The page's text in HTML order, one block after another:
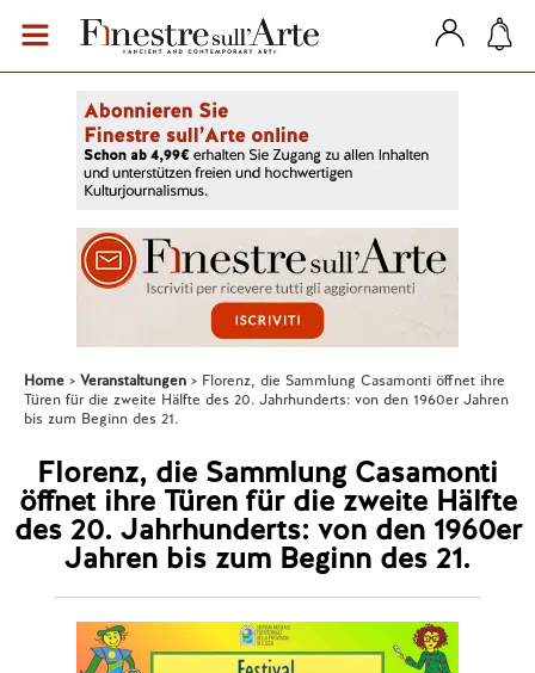
Home Veranstaltungen
Florenz, die Sammlung Casamonti öffnet ihre
Türen für die zweite Hälfte des 20. Jahrhunderts: von den 1960er Jahren
bis zum Beginn des 21.
Florenz, die Sammlung Casamonti
öffnet ihre Türen für die zweite Hälfte
des 20. Jahrhunderts: von den 1960er
Jahren bis zum Beginn des 21.